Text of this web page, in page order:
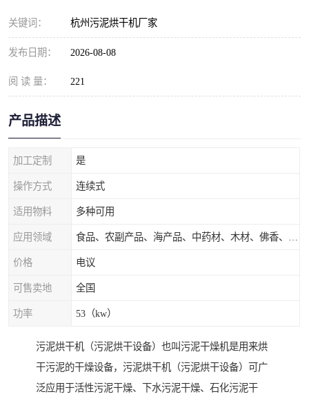
关键词： 杭州污泥烘干机厂家
发布日期： 2026-08-08
阅 读 量： 221
产品描述
加工定制 是
操作方式 连续式
适用物料 多种可用
应用领域
价格 电议
可售卖地 全国
功率 53（kw）
污泥烘干机（污泥烘干设备）也叫污泥干燥机是用来烘
干污泥的干燥设备，污泥烘干机（污泥烘干设备）可广
泛应用于活性污泥干燥、下水污泥干燥、石化污泥干